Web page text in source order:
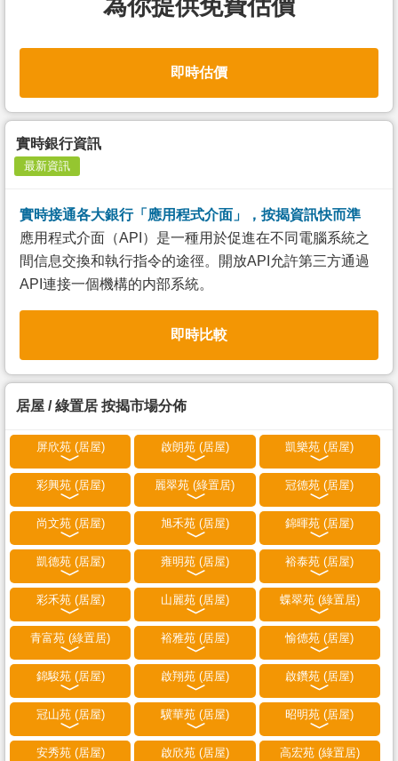
為你提供免費估價
即時估價
實時銀行資訊
最新資訊
實時接通各大銀行「應用程式介面」，按揭資訊快而準
應用程式介面（API）是一種用於促進在不同電腦系統之
間信息交換和執行指令的途徑。開放API允許第三方通過
API連接一個機構的内部系統。
即時比較
居屋 / 綠置居 按揭市場分佈
屏欣苑 (居屋) 啟朗苑 (居屋) 凱樂苑 (居屋)
彩興苑 (居屋) 麗翠苑 (綠置居) 冠德苑 (居屋)
尚文苑 (居屋) 旭禾苑 (居屋) 錦暉苑 (居屋)
凱德苑 (居屋) 雍明苑 (居屋) 裕泰苑 (居屋)
彩禾苑 (居屋) 山麗苑 (居屋) 蝶翠苑 (綠置居)
青富苑 (綠置居) 裕雅苑 (居屋) 愉德苑 (居屋)
錦駿苑 (居屋) 啟翔苑 (居屋) 啟鑽苑 (居屋)
冠山苑 (居屋) 驥華苑 (居屋) 昭明苑 (居屋)
安秀苑 (居屋) 啟欣苑 (居屋) 高宏苑 (綠置居)